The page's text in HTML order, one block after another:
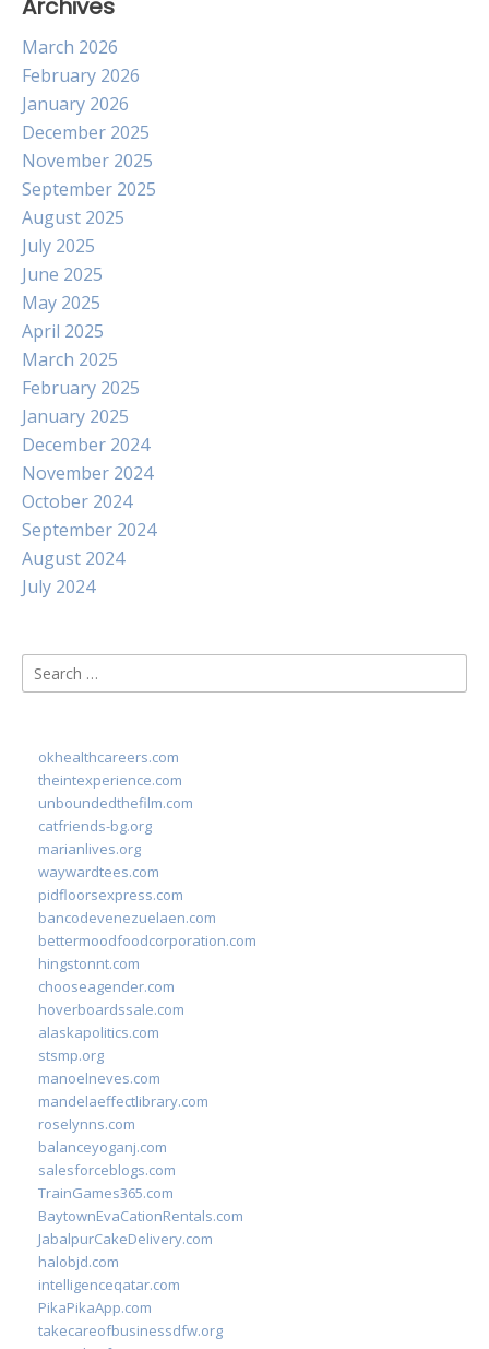
Archives
March 2026
February 2026
January 2026
December 2025
November 2025
September 2025
August 2025
July 2025
June 2025
May 2025
April 2025
March 2025
February 2025
January 2025
December 2024
November 2024
October 2024
September 2024
August 2024
July 2024
Search
for:
okhealthcareers.com
theintexperience.com
unboundedthefilm.com
catfriends-bg.org
marianlives.org
waywardtees.com
pidfloorsexpress.com
bancodevenezuelaen.com
bettermoodfoodcorporation.com
hingstonnt.com
chooseagender.com
hoverboardssale.com
alaskapolitics.com
stsmp.org
manoelneves.com
mandelaeffectlibrary.com
roselynns.com
balanceyoganj.com
salesforceblogs.com
TrainGames365.com
BaytownEvaCationRentals.com
JabalpurCakeDelivery.com
halobjd.com
intelligenceqatar.com
PikaPikaApp.com
takecareofbusinessdfw.org